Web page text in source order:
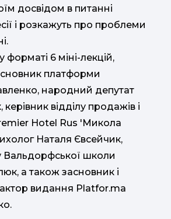
досвідом в питанні
і розкажуть про проблеми
форматі 6 міні-лекцій,
платформи
народний депутат
відділу продажів і
Hotel Rus 'Микола
Наталя Євсейчик,
Вальдорфської школи
а також засновник і
видання Platfor.ma